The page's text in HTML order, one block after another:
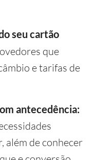
seu cartão
que
e tarifas de
antecedência:
além de conhecer